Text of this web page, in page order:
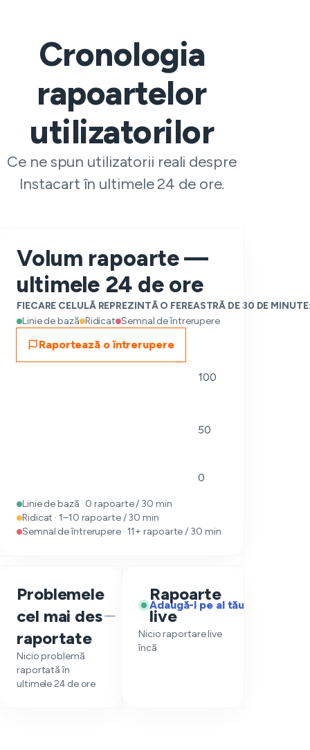
Cronologia
rapoartelor
utilizatorilor
Ce ne spun utilizatorii reali despre
Instacart în ultimele 24 de ore.
Volum rapoarte —
ultimele 24 de ore
FIECARE CELULĂ REPREZINTĂ O FEREASTRĂ DE 30 DE
Linie de bază Ridicat Semnal de întrerupere
Raportează o întrerupere
100
50
0
Linie de bază · 0 rapoarte / 30 min
Ridicat · 1–10 rapoarte / 30 min
Semnal de întrerupere · 11+ rapoarte / 30 min
Problemele
cel mai des
raportate
—
Nicio problemă
raportată în
ultimele 24 de ore
Rapoarte
live
Adaugă-l pe al tău
Nicio raportare live
încă